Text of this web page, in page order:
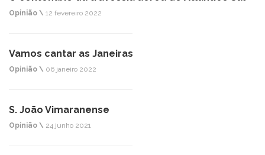
Opinião \ 12 fevereiro 2022
Vamos cantar as Janeiras
Opinião \ 06 janeiro 2022
S. João Vimaranense
Opinião \ 24 junho 2021